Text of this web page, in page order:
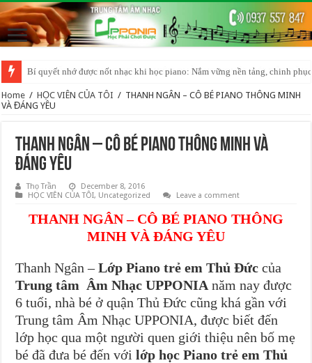
Bí quyết nhớ được nốt nhạc khi học piano: Nắm vững nền tảng, chinh
BÍ QUYẾT HỌC PIANO ORGAN HIỆU QUẢ CHO NGƯỜI MỚI BẮT ĐẦU
Home / HỌC VIÊN CỦA TÔI / THANH NGÂN – CÔ BÉ PIANO THÔNG MINH
VÀ ĐÁNG YÊU
THANH NGÂN – CÔ BÉ PIANO THÔNG MINH VÀ
ĐÁNG YÊU
Thọ Trần
December 8, 2016
HỌC VIÊN CỦA TÔI, Uncategorized Leave a comment
THANH NGÂN – CÔ BÉ PIANO THÔNG
MINH VÀ ĐÁNG YÊU
Thanh Ngân –Lớp Piano trẻ em Thủ Đức của
Trung tâm Âm Nhạc UPPONIA năm nay được
6 tuổi, nhà bé ở quận Thủ Đức cũng khá gần với
Trung tâm Âm Nhạc UPPONIA, được biết đến
lớp học qua một người quen giới thiệu nên bố mẹ
bé đã đưa bé đến vớilớp học Piano trẻ em Thủ